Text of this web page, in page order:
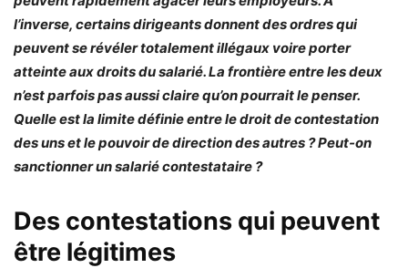
l’inverse, certains dirigeants donnent des ordres qui
peuvent se révéler totalement illégaux voire porter
atteinte aux droits du salarié. La frontière entre les deux
n’est parfois pas aussi claire qu’on pourrait le penser.
Quelle est la limite définie entre le droit de contestation
des uns et le pouvoir de direction des autres ?Peut-on
sanctionner un salarié contestataire ?
Des contestations qui peuvent
être légitimes